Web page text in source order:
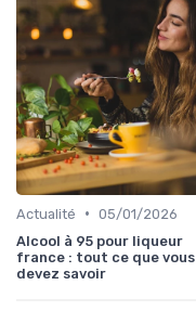
Actualité • 05/01/2026
Alcool à 95 pour liqueur
france : tout ce que vous
devez savoir